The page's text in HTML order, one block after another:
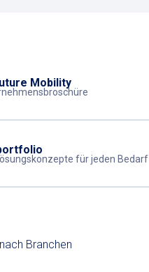
Mobility
für jeden Bedarf
Branchen